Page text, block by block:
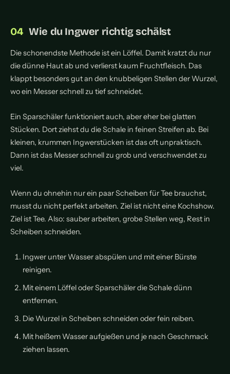
Wie du Ingwer richtig schälst
Die schonendste Methode ist ein Löffel. Damit kratzt du nur
die dünne Haut ab und verlierst kaum Fruchtfleisch. Das
klappt besonders gut an den knubbeligen Stellen der Wurzel,
wo ein Messer schnell zu tief schneidet.
Ein Sparschäler funktioniert auch, aber eher bei glatten
Stücken. Dort ziehst du die Schale in feinen Streifen ab. Bei
kleinen, krummen Ingwerstücken ist das oft unpraktisch.
Dann ist das Messer schnell zu grob und verschwendet zu
viel.
Wenn du ohnehin nur ein paar Scheiben für Tee brauchst,
musst du nicht perfekt arbeiten. Ziel ist nicht eine Kochshow.
Ziel ist Tee. Also: sauber arbeiten, grobe Stellen weg, Rest in
Scheiben schneiden.
Ingwer unter Wasser abspülen und mit einer Bürste
reinigen.
Mit einem Löffel oder Sparschäler die Schale dünn
entfernen.
Die Wurzel in Scheiben schneiden oder fein reiben.
Mit heißem Wasser aufgießen und je nach Geschmack
ziehen lassen.